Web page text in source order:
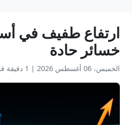
ارتفاع طفيف في
خسائر حادة
الخميس، 06 أغسطس 2026 | 1 دقيقة قراءة